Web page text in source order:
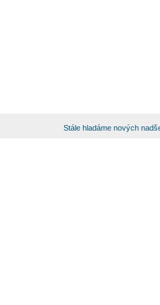
Stále hladáme nových